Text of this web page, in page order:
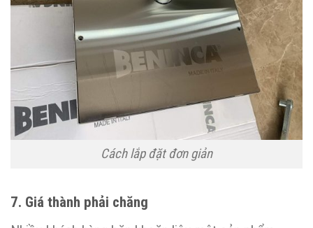
Cách lắp đặt đơn giản
7. Giá thành phải chăng